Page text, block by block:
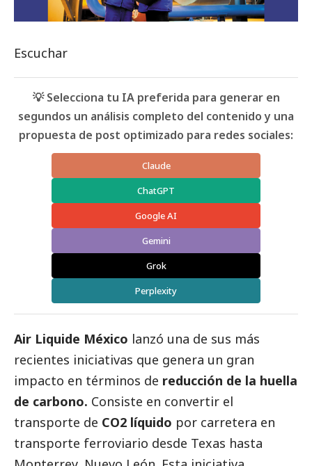
Escuchar
💡 Selecciona tu IA preferida para generar en
segundos un análisis completo del contenido y una
propuesta de post optimizado para redes sociales:
Claude
ChatGPT
Google AI
Gemini
Grok
Perplexity
Air Liquide México lanzó una de sus más
recientes iniciativas que genera un gran
impacto en términos de reducción de la huella
de carbono. Consiste en convertir el
transporte de CO2 líquido por carretera en
transporte ferroviario desde Texas hasta